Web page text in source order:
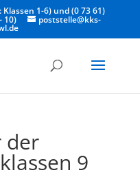
Klassen 1-6) und (0 73 61)
10) poststelle@kks-
der
9